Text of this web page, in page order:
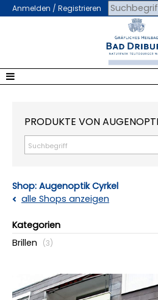
Anmelden / Registrieren
PRODUKTE VON
Shop: Augenoptik Cyrkel
alle Shops anzeigen
Kategorien
Brillen
(3)